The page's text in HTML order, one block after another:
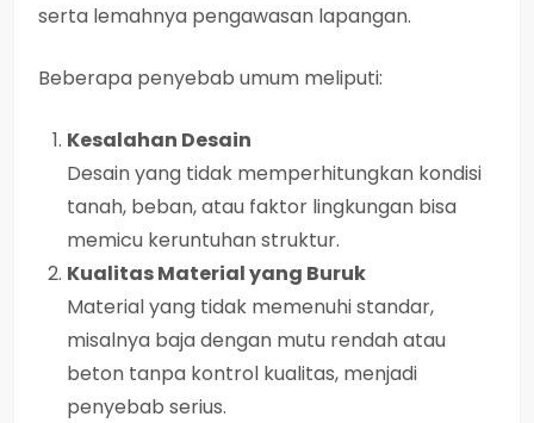
serta lemahnya pengawasan lapangan.
Beberapa penyebab umum meliputi:
Kesalahan Desain
Desain yang tidak memperhitungkan kondisi
tanah, beban, atau faktor lingkungan bisa
memicu keruntuhan struktur.
Kualitas Material yang Buruk
Material yang tidak memenuhi standar,
misalnya baja dengan mutu rendah atau
beton tanpa kontrol kualitas, menjadi
penyebab serius.